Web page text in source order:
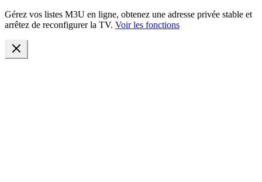
Gérez vos listes M3U en ligne, obtenez une adresse privée stable et
arrêtez de reconfigurer la TV. Voir les fonctions